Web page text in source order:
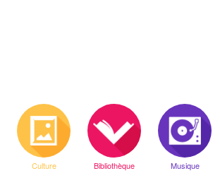
Culture Bibliothèque Musique